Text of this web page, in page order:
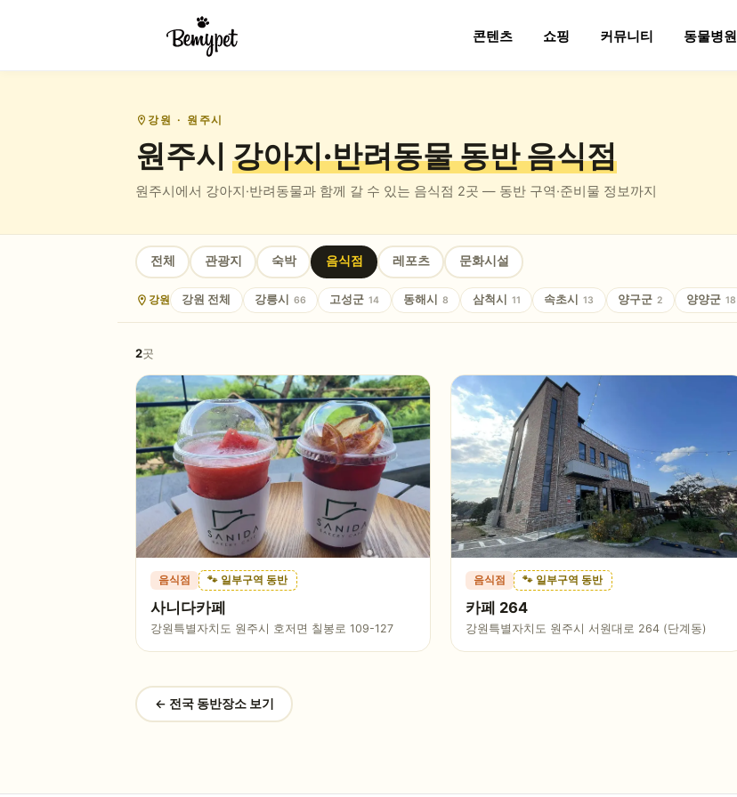
콘텐츠 쇼핑 커뮤니티 동물병원
강원 · 원주시
원주시 강아지·반려동물 동반음식점
원주시에서 강아지·반려동물과 함께 갈 수 있는 음식점 2곳 — 동반 구역·준비물 정보까지
전체 관광지 숙박 음식점 레포츠 문화시설
강원 강원 전체 강릉시 66 고성군 14 동해시 8 삼척시 11 속초시 13 양구군 2 양양군 18
2곳
음식점 🐾 일부구역 동반
사니다카페
강원특별자치도 원주시 호저면 칠봉로 109-127
음식점 🐾 일부구역 동반
카페 264
강원특별자치도 원주시 서원대로 264 (단계동)
← 전국 동반장소 보기